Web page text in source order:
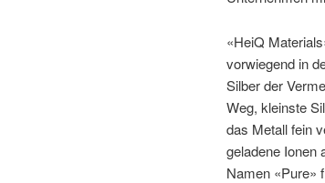
«HeiQ
vorwiegend in
Silber der
Weg, kleinste
das Metall fein
geladene Ionen
Namen «Pure»